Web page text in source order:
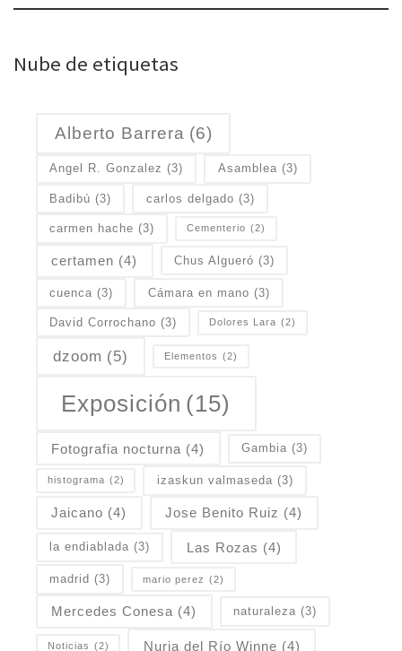
Nube de etiquetas
Alberto Barrera (6)
Angel R. Gonzalez (3) Asamblea (3)
Badibú (3) carlos delgado (3)
carmen hache (3) Cementerio (2)
certamen (4) Chus Algueró (3)
cuenca (3) Cámara en mano (3)
David Corrochano (3) Dolores Lara (2)
dzoom (5) Elementos (2)
Exposición (15)
Fotografia nocturna (4) Gambia (3)
histograma (2) izaskun valmaseda (3)
Jaicano (4) Jose Benito Ruiz (4)
la endiablada (3) Las Rozas (4)
madrid (3) mario perez (2)
Mercedes Conesa (4) naturaleza (3)
Noticias (2) Nuria del Río Winne (4)